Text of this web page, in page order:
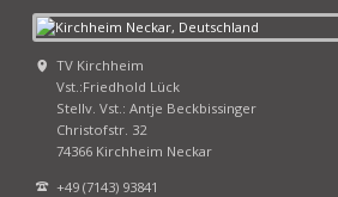
TV Kirchheim
Vst.:Friedhold Lück
Stellv. Vst.: Antje Beckbissinger
Christofstr. 32
74366 Kirchheim Neckar
+49 (7143) 93841